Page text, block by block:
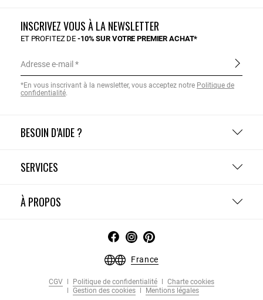
BESOIN D’AIDE ?
SERVICES
À PROPOS
INSCRIVEZ VOUS À LA NEWSLETTER
ET PROFITEZ DE-10% SUR VOTRE PREMIER ACHAT*
Adresse e-mail
*En vous inscrivant à la newsletter, vous acceptez notre Politique de
confidentialité.
France
CGV Politique de confidentialité
Charte cookies
Gestion des cookies
Mentions légales